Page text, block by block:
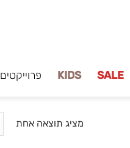
SALE
KIDS פרוייקטים
מציג תוצאה אחת